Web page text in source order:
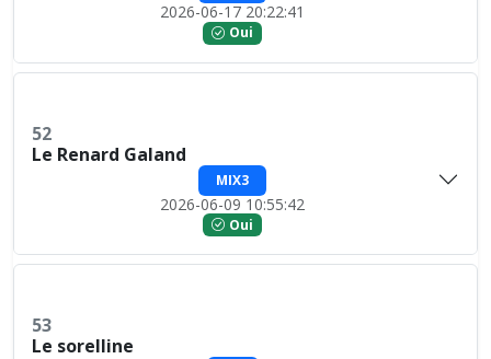
2026-06-17 20:22:41
Oui
52
Le Renard Galand
MIX3
2026-06-09 10:55:42
Oui
53
Le sorelline